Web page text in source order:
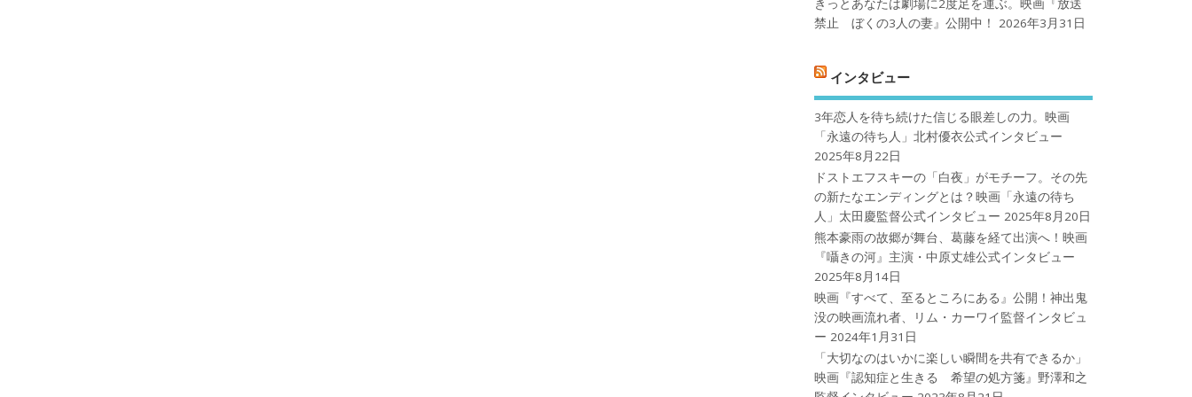
きっとあなたは劇場に2度足を運ぶ。映画『放送
禁止 ぼくの3人の妻』公開中！
2026年3月31日
インタビュー
3年恋人を待ち続けた信じる眼差しの力。映画
「永遠の待ち人」北村優衣公式インタビュー
2025年8月22日
ドストエフスキーの「白夜」がモチーフ。その先
の新たなエンディングとは？映画「永遠の待ち
人」太田慶監督公式インタビュー 2025年8月20日
熊本豪雨の故郷が舞台、葛藤を経て出演へ！映画
『囁きの河』主演・中原丈雄公式インタビュー
2025年8月14日
映画『すべて、至るところにある』公開！神出鬼
没の映画流れ者、リム・カーワイ監督インタビュ
ー 2024年1月31日
「大切なのはいかに楽しい瞬間を共有できるか」
映画『認知症と生きる 希望の処方箋』野澤和之